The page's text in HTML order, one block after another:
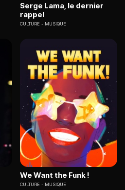
Serge Lama, le dernier
rappel
CULTURE MUSIQUE
We Want the Funk !
CULTURE MUSIQUE